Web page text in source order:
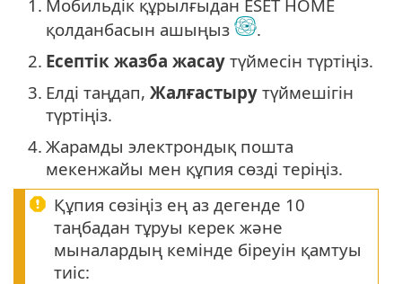
1. Мобильдік құрылғыдан ESET HOME
қолданбасын ашыңыз
.
2. Есептік жазба жасау түймесін түртіңіз.
3. Елді таңдап, Жалғастыру түймешігін
түртіңіз.
4. Жарамды электрондық пошта
мекенжайы мен құпия сөзді теріңіз.
Құпия сөзіңіз ең аз дегенде 10
таңбадан тұруы керек және
мыналардың кемінде біреуін қамтуы
тиіс: